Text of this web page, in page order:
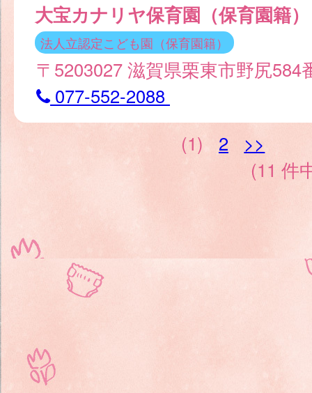
大宝カナリヤ保育園（保育園籍）
法人立認定こども園（保育園籍）
〒5203027 滋賀県栗東市野尻584
077-552-2088
(1)
2
>>
(11 件